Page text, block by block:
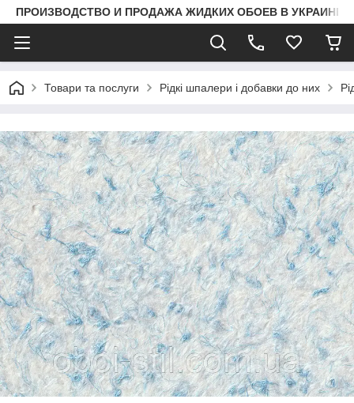
ПРОИЗВОДСТВО И ПРОДАЖА ЖИДКИХ ОБОЕВ В УКРАИНЕ
Товари та послуги Рідкі шпалери і добавки до них